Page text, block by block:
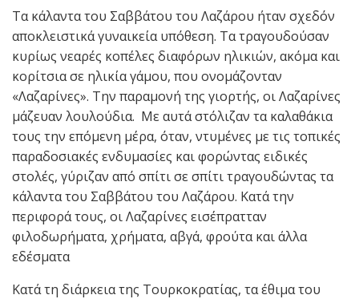
Τα κάλαντα του Σαββάτου του Λαζάρου ήταν σχεδόν
αποκλειστικά γυναικεία υπόθεση. Τα τραγουδούσαν
κυρίως νεαρές κοπέλες διαφόρων ηλικιών, ακόμα και
κορίτσια σε ηλικία γάμου, που ονομάζονταν
«Λαζαρίνες». Την παραμονή της γιορτής, οι Λαζαρίνες
μάζευαν λουλούδια. Με αυτά στόλιζαν τα καλαθάκια
τους την επόμενη μέρα, όταν, ντυμένες με τις τοπικές
παραδοσιακές ενδυμασίες και φορώντας ειδικές
στολές, γύριζαν από σπίτι σε σπίτι τραγουδώντας τα
κάλαντα του Σαββάτου του Λαζάρου. Κατά την
περιφορά τους, οι Λαζαρίνες εισέπρατταν
φιλοδωρήματα, χρήματα, αβγά, φρούτα και άλλα
εδέσματα
Κατά τη διάρκεια της Τουρκοκρατίας, τα έθιμα του